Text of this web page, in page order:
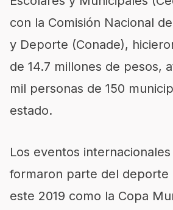
con la Comisión Nacional
y Deporte (Conade),
de 14.7 millones de pesos,
mil personas de 150
estado.
Los eventos
formaron parte del deporte
este 2019 como la Copa